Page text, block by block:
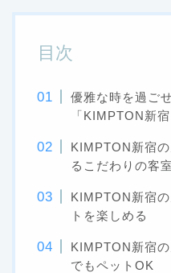
目次
優雅な時を過ご
「KIMPTON新宿
KIMPTON新宿
るこだわりの客室
KIMPTON新宿
トを楽しめる
KIMPTON新宿
でもペットOK